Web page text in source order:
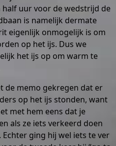
half uur voor de wedstrijd de
is namelijk dermate
eigenlijk onmogelijk is om
op het ijs. Dus we
het ijs op om warm te
de memo gekregen dat er
op het ijs stonden, want
met hem eens dat je
als ze iets verkeerd doen
ging hij wel iets te ver